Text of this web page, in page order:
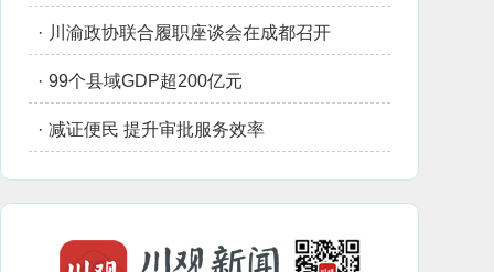
· 川渝政协联合履职座谈会在成都召开
· 99个县域GDP超200亿元
· 减证便民 提升审批服务效率